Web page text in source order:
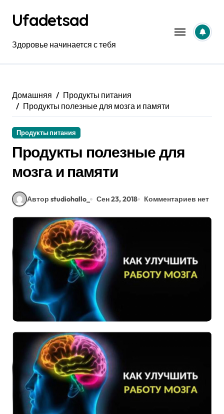
содержанию
Ufadetsad
Здоровье начинается с тебя
Домашняя
Продукты питания
Продукты полезные для мозга и памяти
Продукты питания
Продукты полезные для
мозга и памяти
Автор studiohallo_ Сен 23, 2018 Комментариев нет